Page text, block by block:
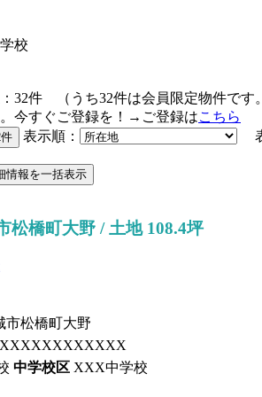
校
32件 （うち32件は会員限定物件です
今すぐご登録を！→ご登録はこちら
表示順：
松橋町大野 / 土地 108.4坪
市松橋町大野
中学校区 XXX中学校